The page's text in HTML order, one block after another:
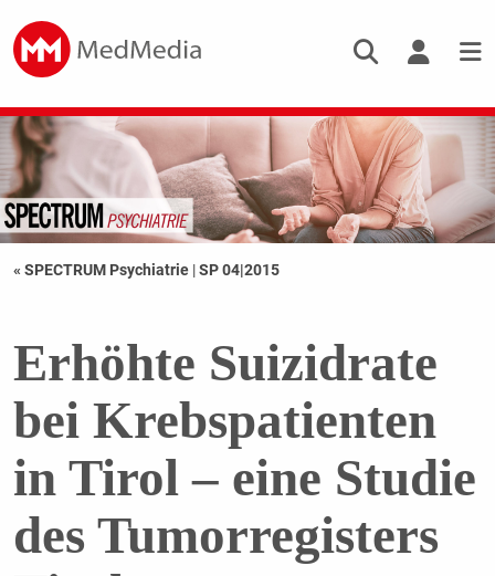
« SPECTRUM Psychiatrie |SP 04|2015
Erhöhte Suizidrate
bei Krebspatienten
in Tirol – eine Studie
des Tumorregisters